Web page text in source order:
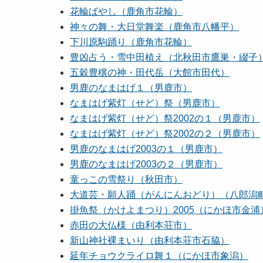
花輪ばやし（鹿角市花輪）
神々の舞・大日堂舞楽（鹿角市八幡平）
下川原駒踊り（鹿角市花輪）
豊凶占う・雪中田植え（北秋田市鷹巣・綴子）
五穀豊穣の神・田代岳（大館市田代）
男鹿のなまはげ１（男鹿市）
なまはげ紫灯（せど）祭（男鹿市）
なまはげ紫灯（せど）祭2002の１（男鹿市）
なまはげ紫灯（せど）祭2002の２（男鹿市）
男鹿のなまはげ2003の１（男鹿市）
男鹿のなまはげ2003の２（男鹿市）
童っこの雪祭り（秋田市）
大道芸・願人踊（がんにんおどり）（八郎潟
掛魚祭（かけよまつり）2005（にかほ市金浦
赤田の大仏様（由利本荘市）
新山神社裸まいり（由利本荘市石脇）
延年チョウクライロ舞１（にかほ市象潟）